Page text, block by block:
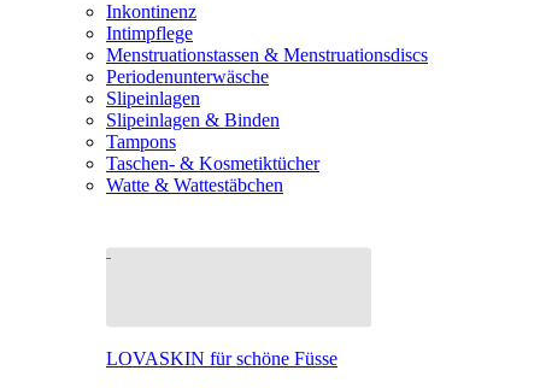
Inkontinenz
Intimpflege
Menstruationstassen & Menstruationsdiscs
Periodenunterwäsche
Slipeinlagen
Slipeinlagen & Binden
Tampons
Taschen- & Kosmetiktücher
Watte & Wattestäbchen
LOVASKIN für schöne Füsse